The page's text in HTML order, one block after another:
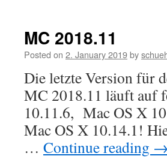
MC 2018.11
Posted on 2. January 2019by
Die letzte Version für
MC 2018.11 läuft auf
10.11.6, Mac OS X
Mac OS X 10.14.1!
… Continue reading →